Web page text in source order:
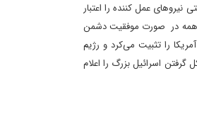
نیروهای عمل کننده را اعتبار
همه در صورت موفقیت دشمن
را تثبیت می‌کرد و رژیم
اسرائیل بزرگ را اعلام